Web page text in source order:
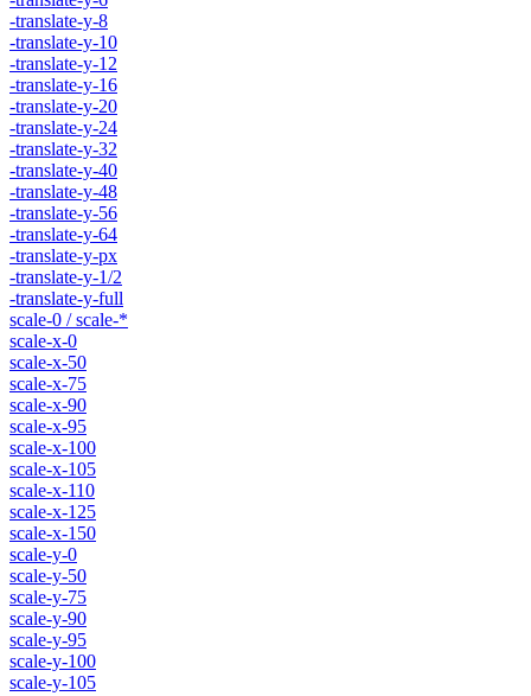
-translate-y-8
-translate-y-10
-translate-y-12
-translate-y-16
-translate-y-20
-translate-y-24
-translate-y-32
-translate-y-40
-translate-y-48
-translate-y-56
-translate-y-64
-translate-y-px
-translate-y-1/2
-translate-y-full
scale-0 / scale-*
scale-x-0
scale-x-50
scale-x-75
scale-x-90
scale-x-95
scale-x-100
scale-x-105
scale-x-110
scale-x-125
scale-x-150
scale-y-0
scale-y-50
scale-y-75
scale-y-90
scale-y-95
scale-y-100
scale-y-105